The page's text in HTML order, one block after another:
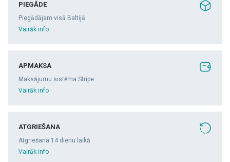
PIEGĀDE
Piegādājam visā Baltijā
Vairāk info
APMAKSA
Maksājumu sistēma Stripe
Vairāk info
ATGRIEŠANA
Atgriešana 14 dienu laikā
Vairāk info